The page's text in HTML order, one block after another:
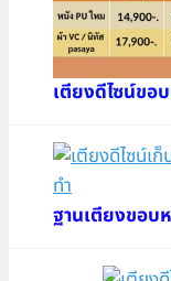
เตียงดีไซน์ขอ
ฐานเตียงขอบ